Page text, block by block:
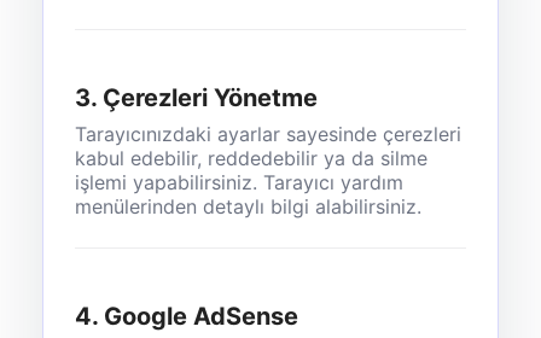
3. Çerezleri Yönetme
Tarayıcınızdaki ayarlar sayesinde çerezleri
kabul edebilir, reddedebilir ya da silme
işlemi yapabilirsiniz. Tarayıcı yardım
menülerinden detaylı bilgi alabilirsiniz.
4. Google AdSense